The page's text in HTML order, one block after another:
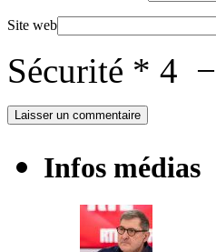
Site web
Sécurité * 4 −
Infos médias